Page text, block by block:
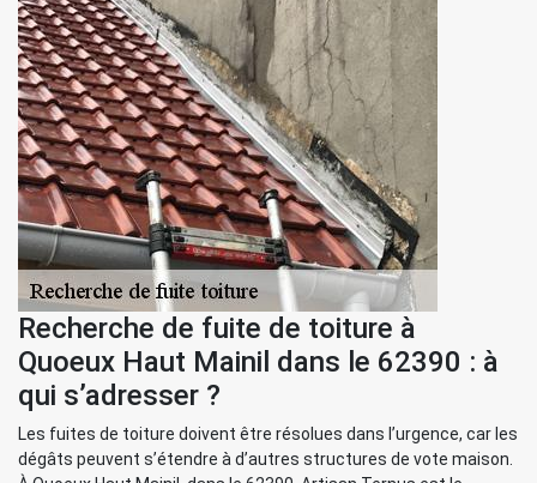
Recherche de fuite de toiture à
Quoeux Haut Mainil dans le 62390 : à
qui s’adresser ?
Les fuites de toiture doivent être résolues dans l’urgence, car les
dégâts peuvent s’étendre à d’autres structures de vote maison.